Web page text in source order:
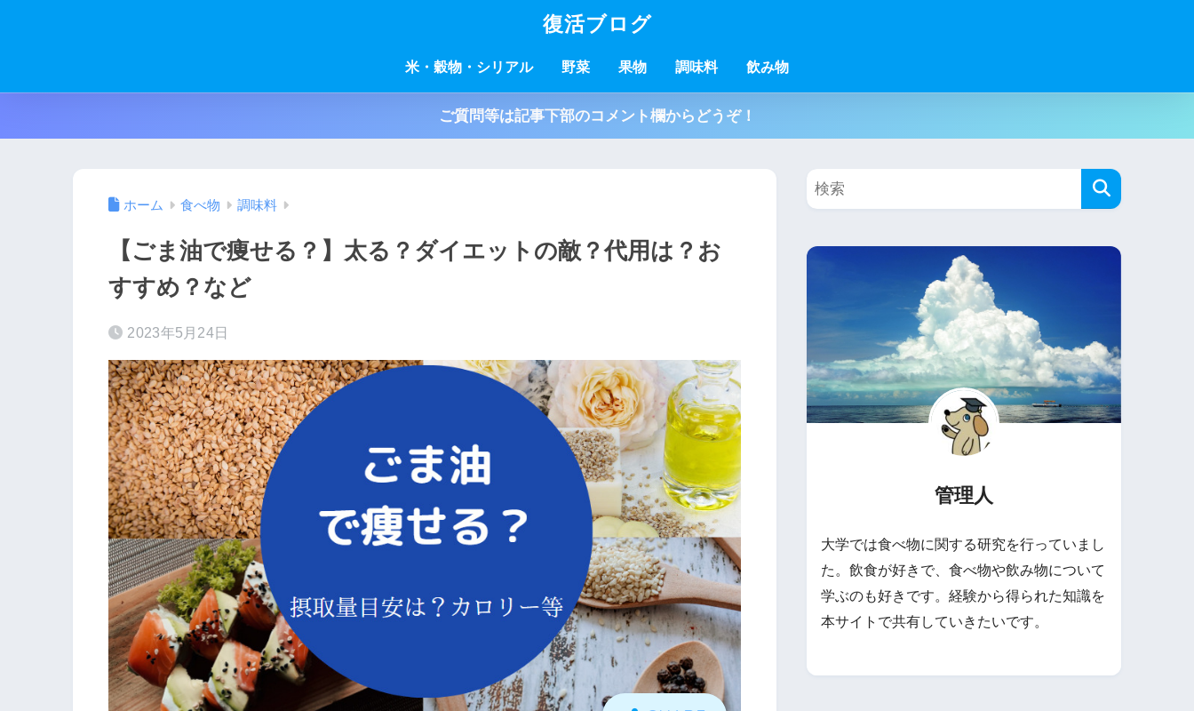
復活ブログ
米・穀物・シリアル 野菜 果物 調味料 飲み物
ご質問等は記事下部のコメント欄からどうぞ！
ホーム 食べ物 調味料
【ごま油で痩せる？】太る？ダイエットの敵？代用は？お
すすめ？など
2023年5月24日
管理人
大学では食べ物に関する研究を行っていまし
た。飲食が好きで、食べ物や飲み物について
学ぶのも好きです。経験から得られた知識を
本サイトで共有していきたいです。